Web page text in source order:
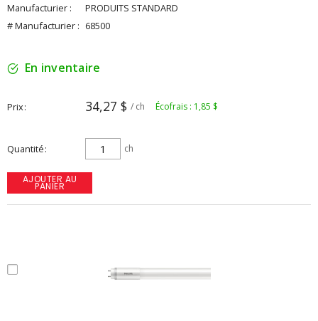
Manufacturier :
PRODUITS STANDARD
# Manufacturier : 68500
En inventaire
Prix 34,27 $ / ch Écofrais : 1,85 $
Quantité ch
AJOUTER AU
PANIER